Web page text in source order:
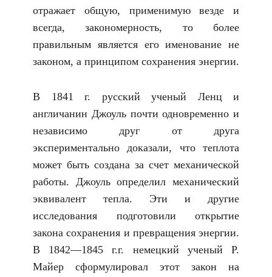
отражает общую, применимую везде и
всегда, закономерность, то более
правильным является его именование не
законом, а принципом сохранения энергии.
В 1841 г. русский ученый Ленц и
англичанин Джоуль почти одновременно и
независимо друг от друга
экспериментально доказали, что теплота
может быть создана за счет механической
работы. Джоуль определил механический
эквивалент тепла. Эти и другие
исследования подготовили открытие
закона сохранения и превращения энергии.
В 1842—1845 г.г. немецкий ученый Р.
Майер сформулировал этот закон на